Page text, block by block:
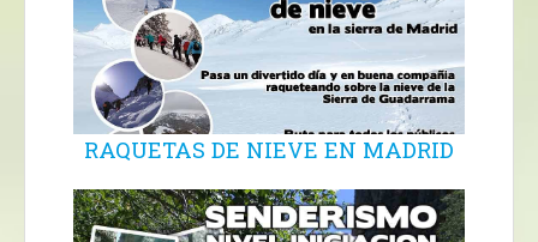
RAQUETAS DE NIEVE EN MADRID